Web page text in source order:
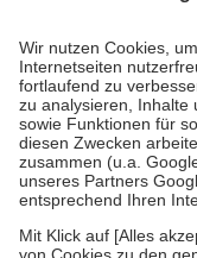
höchstens zehn Euro.
Kosten der Leistung zu
Diese Regeln gelten
Bei Heilmitteln und
Zuzahlung zehn
Verordnung.
Um das Engagement
stärken und die
fallenkeine